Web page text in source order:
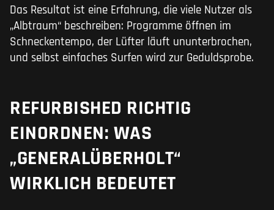
Das Resultat ist eine Erfahrung, die viele Nutzer als
„Albtraum“ beschreiben: Programme öffnen im
Schneckentempo, der Lüfter läuft ununterbrochen,
und selbst einfaches Surfen wird zur Geduldsprobe.
REFURBISHED RICHTIG
EINORDNEN: WAS
„GENERALÜBERHOLT“
WIRKLICH BEDEUTET